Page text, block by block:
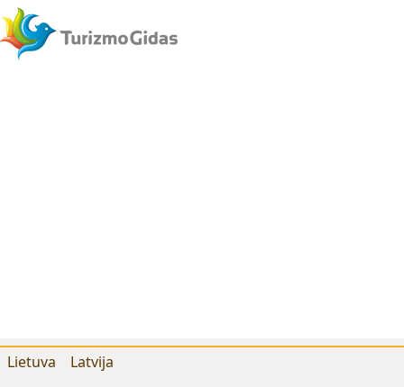
Lietuva Latvija